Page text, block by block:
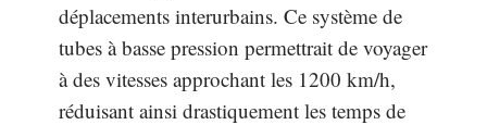
déplacements interurbains. Ce système de
tubes à basse pression permettrait de voyager
à des vitesses approchant les 1200 km/h,
réduisant ainsi drastiquement les temps de